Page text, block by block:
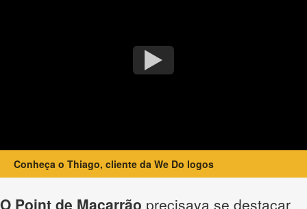
Conheça o Thiago, cliente da We Do logos
O Point de Macarrão precisava se destacar